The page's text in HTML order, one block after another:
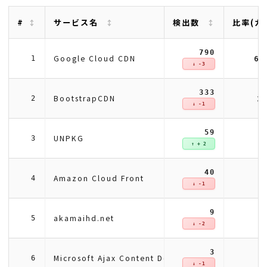
# サービス名 検出数 比率(
1 Google Cloud CDN
790
↓ -3
2 BootstrapCDN
333
↓ -1
3 UNPKG
59
↑ + 2
4 Amazon Cloud Front
40
↓ -1
5 akamaihd.net
9
↓ -2
6 Microsoft Ajax Content Delivery Network
3
↓ -1